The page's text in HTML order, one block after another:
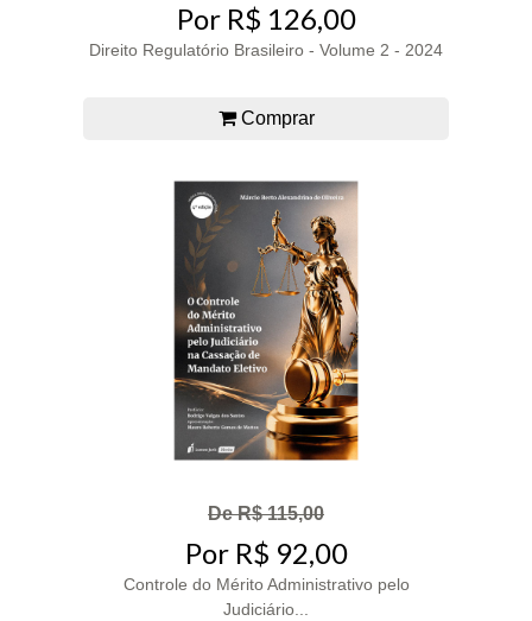
Por R$ 126,00
Direito Regulatório Brasileiro - Volume 2 - 2024
Comprar
De R$ 115,00
Por R$ 92,00
Controle do Mérito Administrativo pelo
Judiciário...